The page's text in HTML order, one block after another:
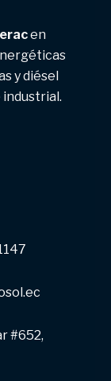
en
y diésel
industrial.
#652,